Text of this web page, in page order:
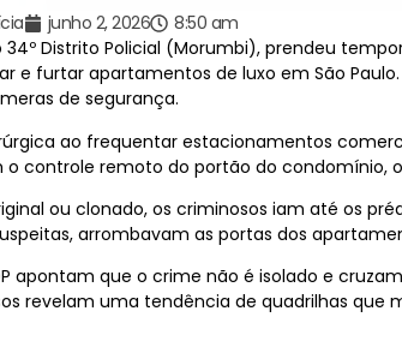
junho 2, 2026
8:50 am
34º Distrito Policial (Morumbi), prendeu
e furtar apartamentos de luxo em São
de segurança.
ao frequentar estacionamentos
o controle remoto do portão do condomínio,
ou clonado, os criminosos iam até os
arrombavam as portas dos
apontam que o crime não é isolado e
revelam uma tendência de quadrilhas